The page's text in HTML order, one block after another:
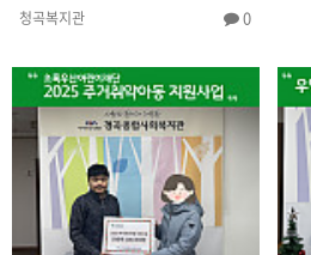
청곡복지관 0